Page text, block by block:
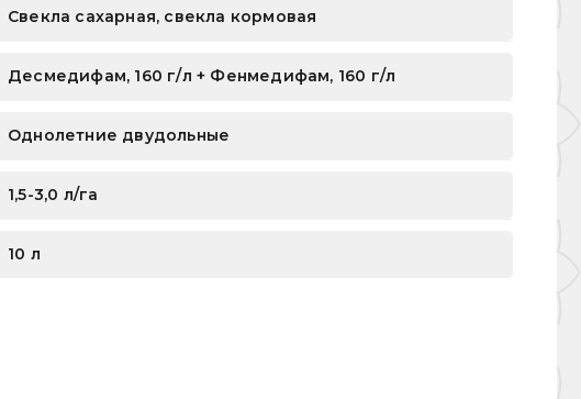
Свекла сахарная, свекла кормовая
Десмедифам, 160 г/л + Фенмедифам, 160 г/л
Однолетние двудольные
1,5-3,0 л/га
10 л